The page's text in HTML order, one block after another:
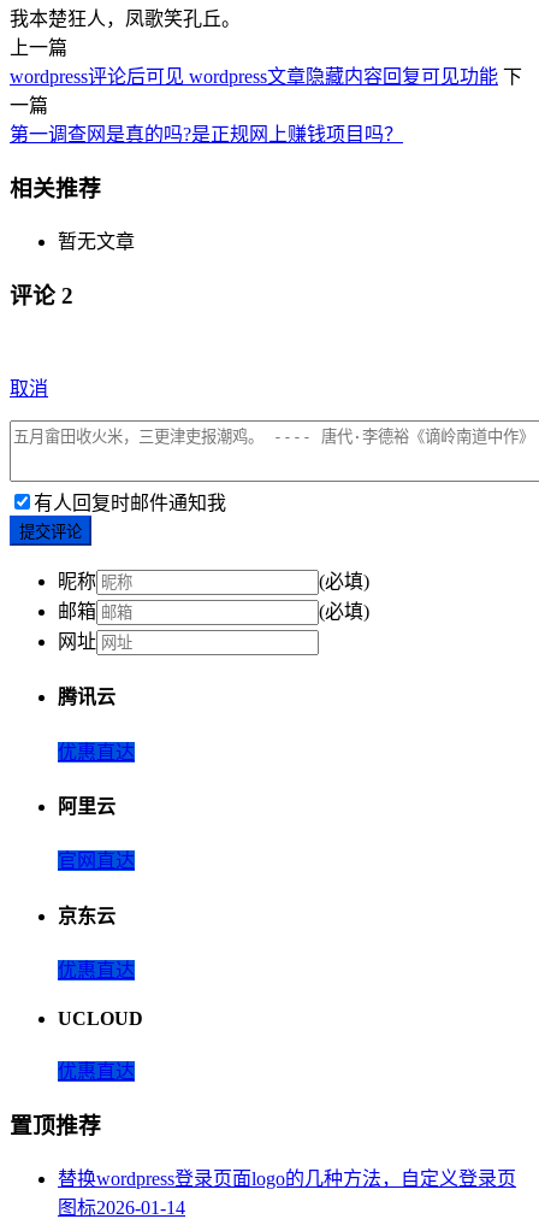
我本楚狂人，凤歌笑孔丘。
上一篇
wordpress评论后可见 wordpress文章隐藏内容回复可见功能 下
一篇
第一调查网是真的吗?是正规网上赚钱项目吗？
相关推荐
暂无文章
评论 2
取消
有人回复时邮件通知我
提交评论
昵称
(必填)
邮箱
(必填)
网址
腾讯云
优惠直达
阿里云
官网直达
京东云
优惠直达
UCLOUD
优惠直达
置顶推荐
替换wordpress登录页面logo的几种方法，自定义登录页
图标2026-01-14